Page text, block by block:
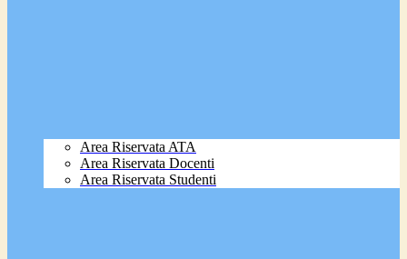
Area Riservata ATA
Area Riservata Docenti
Area Riservata Studenti